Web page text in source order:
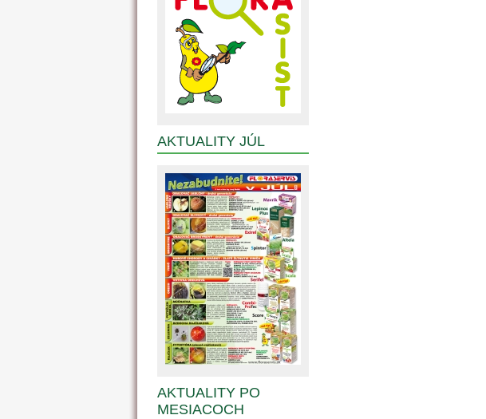
AKTUALITY JÚL
AKTUALITY PO
MESIACOCH